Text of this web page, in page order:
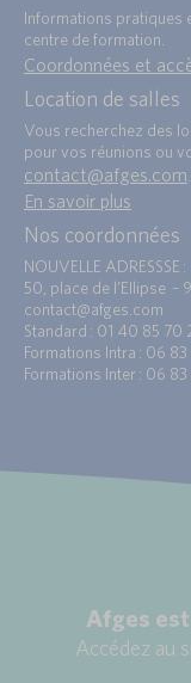
Informations pratiques
centre de formation.
Coordonnées et
Location de salles
Vous recherchez des
pour vos réunions ou
contact@afges.com
En savoir plus
Nos coordonnées
NOUVELLE ADRESSSE :
50, place de l’Ellipse –
contact@afges.com
Standard : 01 40 85 70
Formations Intra : 06
Formations Inter : 06 83
Afges
Accédez au